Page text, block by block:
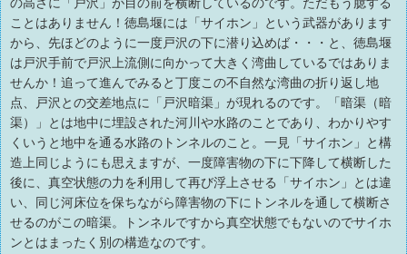
ことはありません！徳島堰には「サイホン」という武器があります
から、先ほどのように一度戸沢の下に潜り込めば・・・と、徳島堰
は戸沢手前で戸沢上流側に向かって大きく湾曲しているではありま
せんか！追って進んでみると丁度この不自然な湾曲の折り返し地
点、戸沢との交差地点に「戸沢暗渠」が現れるのです。「暗渠（暗
渠）」とは地中に埋設された河川や水路のことであり、わかりやす
くいうと地中を通る水路のトンネルのこと。一見「サイホン」と構
造上同じようにも思えますが、一度障害物の下に下降して横断した
後に、真空状態の力を利用して再び浮上させる「サイホン」とは違
い、同じ河床位を保ちながら障害物の下にトンネルを通して横断さ
せるのがこの暗渠。トンネルですから真空状態でもないのでサイホ
ンとはまったく別の構造なのです。